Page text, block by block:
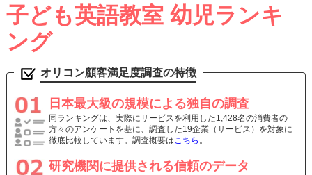
子ども英語教室 幼児ランキ
ング
オリコン顧客満足度調査の特徴
日本最大級の規模による独自の調査
同ランキングは、実際にサービスを利用した1,428名の消費者の
方々のアンケートを基に、調査した19企業（サービス）を対象に
徹底比較しています。調査概要はこちら 。
研究機関に提供される信頼のデータ